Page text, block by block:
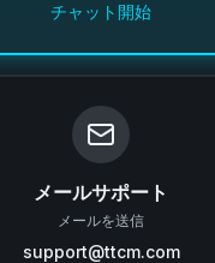
チャット開始
メールサポート
メールを送信
support@ttcm.com